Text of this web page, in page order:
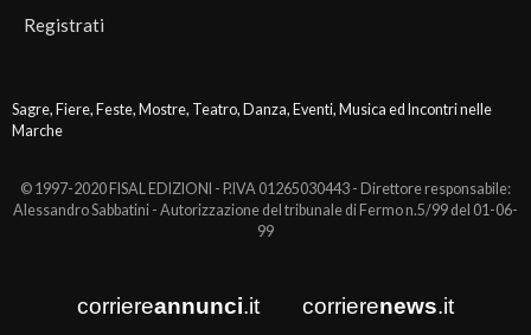
Registrati
Sagre, Fiere, Feste, Mostre, Teatro, Danza, Eventi, Musica ed Incontri nelle
Marche
© 1997-2020 FISAL EDIZIONI - P.IVA 01265030443 - Direttore responsabile:
Alessandro Sabbatini - Autorizzazione del tribunale di Fermo n.5/99 del 01-06-
99
corriereannunci.it corrierenews.it